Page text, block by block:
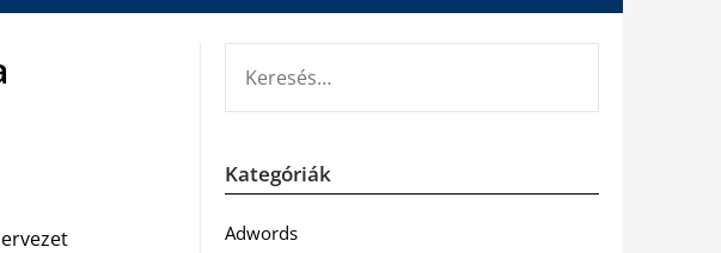
Kategóriák
Adwords